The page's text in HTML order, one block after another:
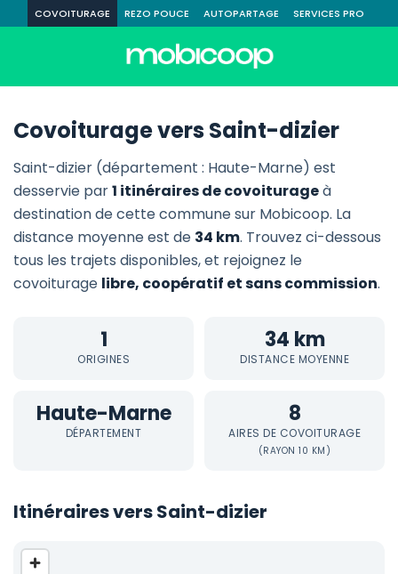
COVOITURAGE REZO POUCE AUTOPARTAGE SERVICES PRO
Covoiturage vers Saint-dizier
Saint-dizier (département : Haute-Marne) est
desservie par1 itinéraires de covoiturageà
destination de cette commune sur Mobicoop. La
distance moyenne est de 34 km. Trouvez ci-dessous
tous les trajets disponibles, et rejoignez le
covoiturage libre, coopératif et sans commission.
1
ORIGINES
34 km
DISTANCE MOYENNE
Haute-Marne
DÉPARTEMENT
8
AIRES DE COVOITURAGE
(RAYON 10 KM)
Itinéraires vers Saint-dizier